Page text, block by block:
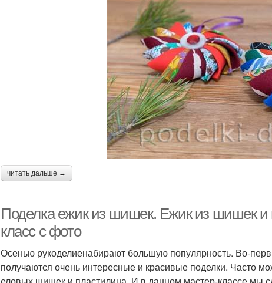
читать дальше →
Поделка ежик из шишек. Ежик из шишек
класс с фото
Осенью рукоделиенабирают большую популярность. Во-
получаются очень интересные и красивые поделки. Часто